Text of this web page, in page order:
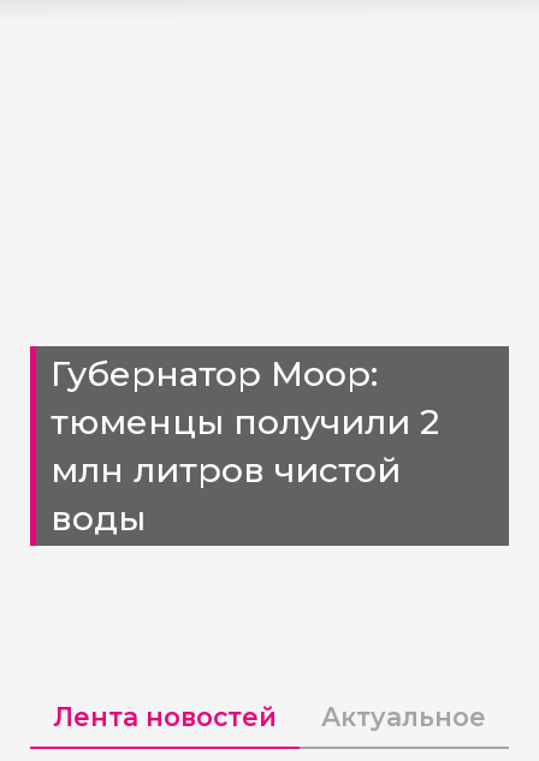
Губернатор Моор:
тюменцы получили 2
млн литров чистой
воды
Лента новостей Актуальное